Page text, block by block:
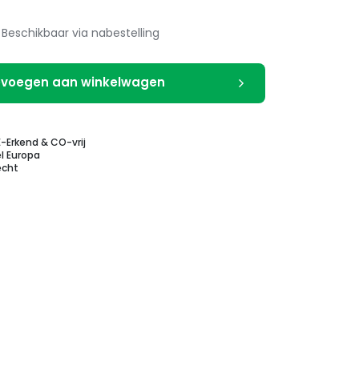
Beschikbaar via nabestelling
aan winkelwagen
Erkend & CO-vrij
Europa